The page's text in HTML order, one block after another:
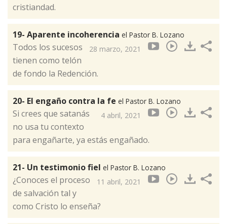
cristiandad.
19- Aparente incoherencia el Pastor B. Lozano
28 marzo, 2021
Todos los sucesos
tienen como telón
de fondo la Redención.
20- El engaño contra la fe el Pastor B. Lozano
4 abril, 2021
Si crees que satanás
no usa tu contexto
para engañarte, ya estás engañado.
21- Un testimonio fiel el Pastor B. Lozano
11 abril, 2021
¿Conoces el proceso
de salvación tal y
como Cristo lo enseña?